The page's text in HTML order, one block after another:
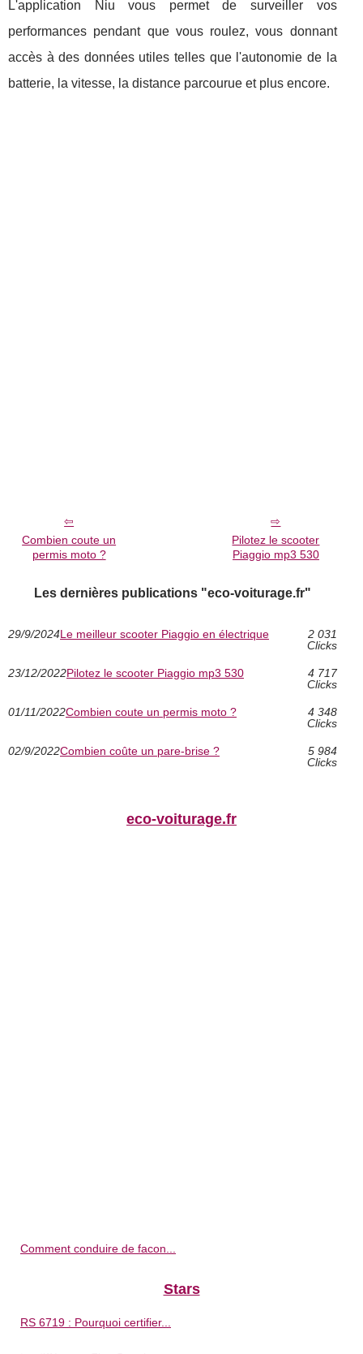
L'application Niu vous permet de surveiller vos
performances pendant que vous roulez, vous donnant
accès à des données utiles telles que l'autonomie de la
batterie, la vitesse, la distance parcourue et plus encore.
Combien coute un
permis moto ?
Pilotez le scooter
Piaggio mp3 530
Les dernières publications "eco-voiturage.fr"
29/9/2024Le meilleur scooter Piaggio en électrique
2 031
Clicks
23/12/2022Pilotez le scooter Piaggio mp3 530
4 717
Clicks
01/11/2022Combien coute un permis moto ?
4 348
Clicks
02/9/2022Combien coûte un pare-brise ?
5 984
Clicks
eco-voiturage.fr
Comment conduire de facon...
Stars
RS 6719 : Pourquoi certifier...